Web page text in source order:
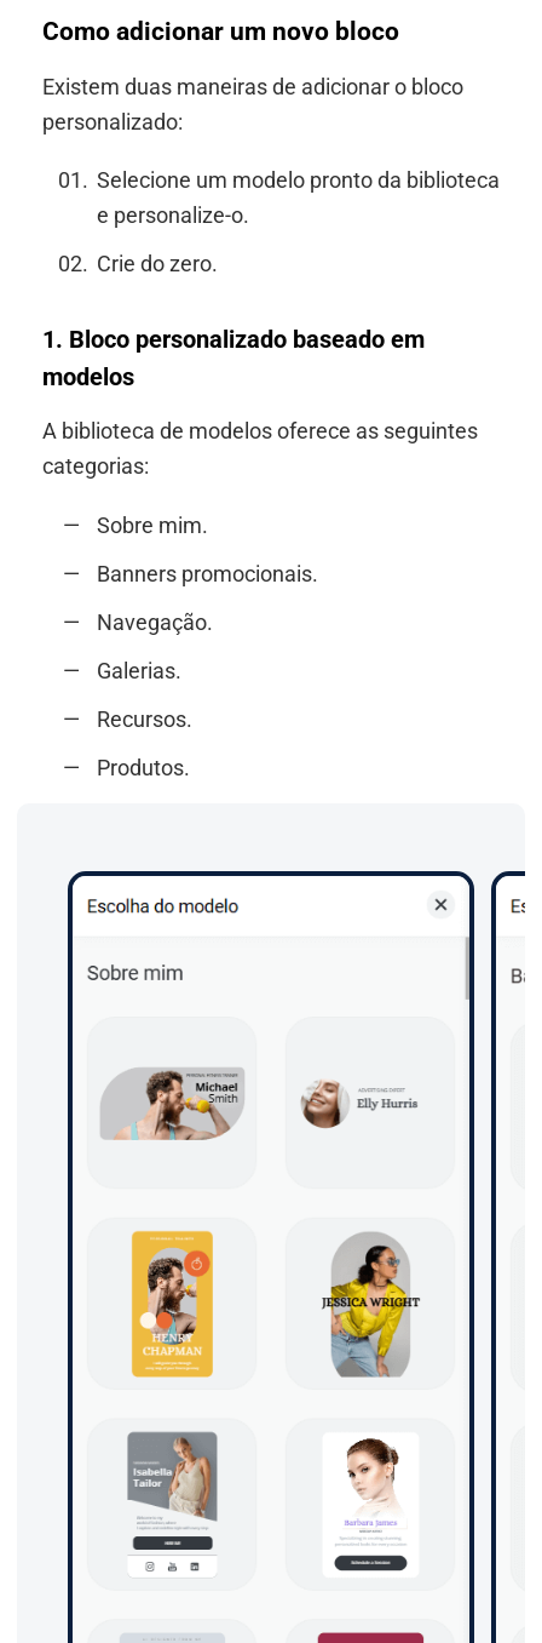
Como adicionar um novo bloco
Existem duas maneiras de adicionar o bloco
personalizado:
Selecione um modelo pronto da biblioteca
e personalize-o.
Crie do zero.
1. Bloco personalizado baseado em
modelos
A biblioteca de modelos oferece as seguintes
categorias:
Sobre mim.
Banners promocionais.
Navegação.
Galerias.
Recursos.
Produtos.